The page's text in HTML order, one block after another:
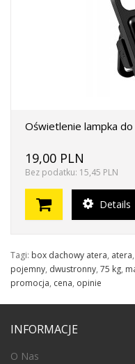
Oświetlenie lampka
19,00 PLN
Bez podatku: 15,45 PLN
Details
Tagi: box dachowy atera, atera,
pojemny, dwustronny, 75 kg,
promocja, cena, opinie
INFORMACJE
O Nas